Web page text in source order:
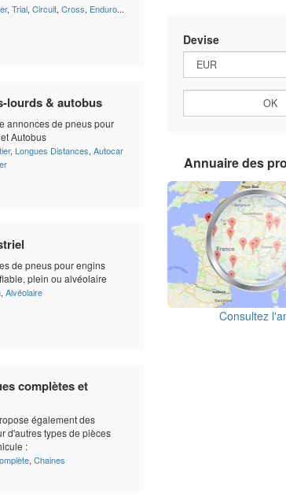
, Trial, Circuit, Cross, Enduro...
lourds & autobus
annonces de pneus pour
Autobus
, Longues Distances, Autocar
de pneus pour engins
plein ou alvéolaire
, Alvéolaire
complètes et
également des
d'autres types de pièces
:
, Chaines
Devise
Annuaire des
Consultez